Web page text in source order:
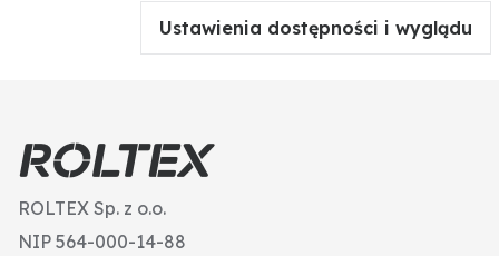
Statyczny promień koła (mm): 339
Wysokość opony (mm): 741
Ustawienia dostępności i wyglądu
ROLTEX Sp. z o.o.
NIP 564-000-14-88